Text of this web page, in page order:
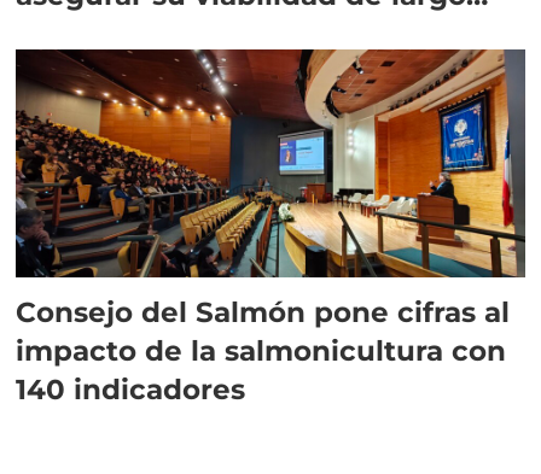
Consejo del Salmón pone cifras al
impacto de la salmonicultura con
140 indicadores